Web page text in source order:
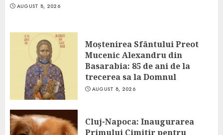
AUGUST 8, 2026
Moștenirea Sfântului Preot
Mucenic Alexandru din
Basarabia: 85 de ani de la
trecerea sa la Domnul
AUGUST 8, 2026
Cluj-Napoca: Inaugurarea
Primului Cimitir pentru